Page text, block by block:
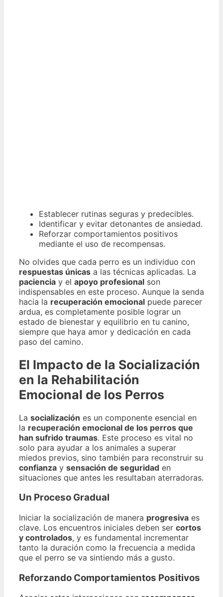
Establecer rutinas seguras y predecibles.
Identificar y evitar detonantes de ansiedad.
Reforzar comportamientos positivos
mediante el uso de recompensas.
No olvides que cada perro es un individuo con
respuestas únicas a las técnicas aplicadas. La
paciencia y el apoyo profesional son
indispensables en este proceso. Aunque la senda
hacia la recuperación emocional puede parecer
ardua, es completamente posible lograr un
estado de bienestar y equilibrio en tu canino,
siempre que haya amor y dedicación en cada
paso del camino.
El Impacto de la Socialización
en la Rehabilitación
Emocional de los Perros
La socialización es un componente esencial en
la recuperación emocional de los perros que
han sufrido traumas. Este proceso es vital no
solo para ayudar a los animales a superar
miedos previos, sino también para reconstruir su
confianza y sensación de seguridad en
situaciones que antes les resultaban aterradoras.
Un Proceso Gradual
Iniciar la socialización de manera progresiva es
clave. Los encuentros iniciales deben ser cortos
y controlados, y es fundamental incrementar
tanto la duración como la frecuencia a medida
que el perro se va sintiendo más a gusto.
Reforzando Comportamientos Positivos